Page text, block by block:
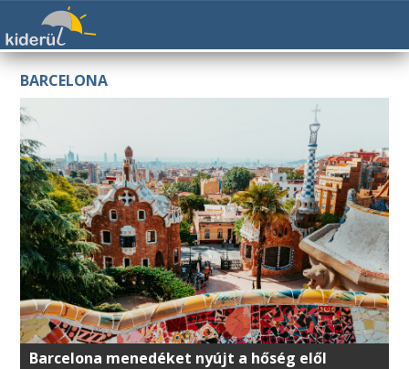
BARCELONA
Barcelona menedéket nyújt a hőség elől